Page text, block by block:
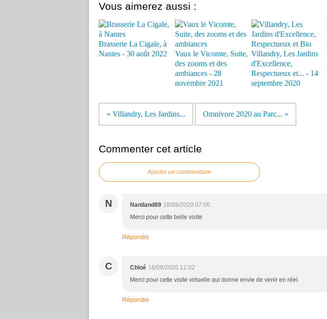
Vous aimerez aussi :
Brasserie La Cigale, à
Nantes - 30 août 2022
Vaux le Vicomte, Suite,
des zooms et des
ambiances - 28
novembre 2021
Villandry, Les Jardins
d'Excellence,
Respectueux et... - 14
septembre 2020
« Villandry, Les Jardins... Omnivore 2020 au Parc... »
Commenter cet article
Ajouter un commentaire
N Naniland89 18/09/2020 07:00
Merci pour cette belle visite
Répondre
C Chloé 16/09/2020 12:02
Merci pour cette visite virtuelle qui donne envie de venir en réel.
Répondre